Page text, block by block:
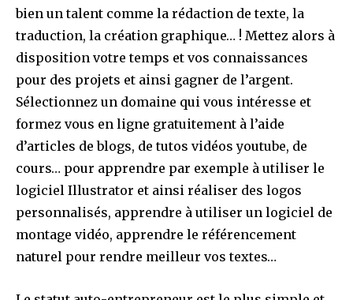
bien un talent comme la rédaction de texte, la
traduction, la création graphique… ! Mettez alors à
disposition votre temps et vos connaissances
pour des projets et ainsi gagner de l’argent.
Sélectionnez un domaine qui vous intéresse et
formez vous en ligne gratuitement à l’aide
d’articles de blogs, de tutos vidéos youtube, de
cours… pour apprendre par exemple à utiliser le
logiciel Illustrator et ainsi réaliser des logos
personnalisés, apprendre à utiliser un logiciel de
montage vidéo, apprendre le référencement
naturel pour rendre meilleur vos textes…